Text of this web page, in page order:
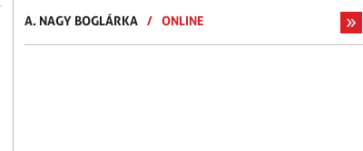
A. NAGY BOGLÁRKA / ONLINE